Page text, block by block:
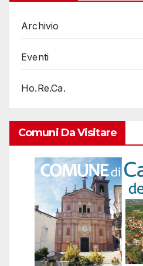
Archivio
Eventi
Ho.Re.Ca.
Comuni Da Visitare